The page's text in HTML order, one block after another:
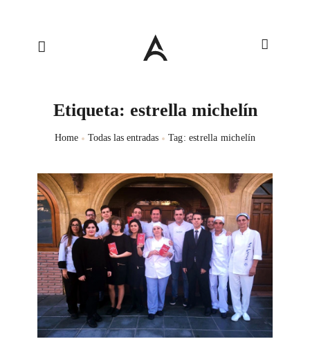
Etiqueta: estrella michelín
Home Todas las entradas Tag: estrella michelín